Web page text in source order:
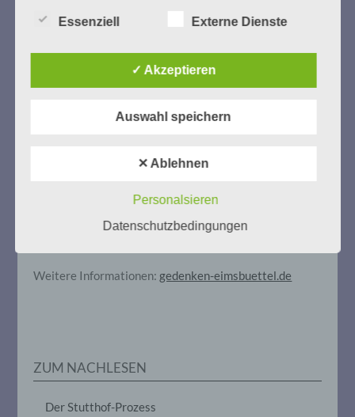
Zum 13. Monat des Gedenkens in Hamburg-
Gedenken als Erinnerung für eine Zukunft, die ein
Leben in Menschenwürde garantiert.Steffi Wittenberg
Weitere Informationen: gedenken-eimsbuettel.de
ZUM NACHLESEN
Der Stutthof-Prozess
deren personenbezogene Daten von dem
für die Verarbeitung Verantwortlichen
Vorgang oder jede solche Vorgangsreihe
Erheben, das Erfassen, die Organisation,
Anpassung oder Veränderung, das
Verbreitung oder eine andere Form der
d) Einschränkung der Verarbeitung
Einschränkung der Verarbeitung ist die
Essenziell Externe Dienste
✓ Akzeptieren
Auswahl speichern
✕ Ablehnen
Personalsieren
Datenschutzbedingungen